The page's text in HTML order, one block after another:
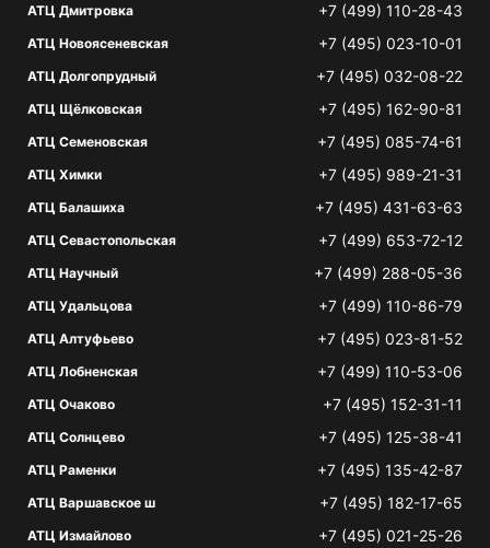
АТЦ Дмитровка +7 (499) 110-28-43
АТЦ Новоясеневская +7 (495) 023-10-01
АТЦ Долгопрудный +7 (495) 032-08-22
АТЦ Щёлковская +7 (495) 162-90-81
АТЦ Семеновская +7 (495) 085-74-61
АТЦ Химки +7 (495) 989-21-31
АТЦ Балашиха +7 (495) 431-63-63
АТЦ Севастопольская +7 (499) 653-72-12
АТЦ Научный +7 (499) 288-05-36
АТЦ Удальцова +7 (499) 110-86-79
АТЦ Алтуфьево +7 (495) 023-81-52
АТЦ Лобненская +7 (499) 110-53-06
АТЦ Очаково +7 (495) 152-31-11
АТЦ Солнцево +7 (495) 125-38-41
АТЦ Раменки +7 (495) 135-42-87
АТЦ Варшавское ш +7 (495) 182-17-65
АТЦ Измайлово +7 (495) 021-25-26